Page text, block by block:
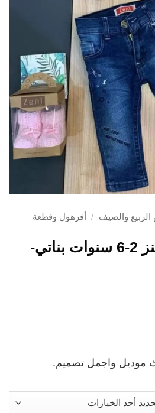
الربيع والصيف / أفرهول وقطعة
Zeni – بنطال جينز 2-6 سنوات بناتي-
موديل واجمل تصميم.